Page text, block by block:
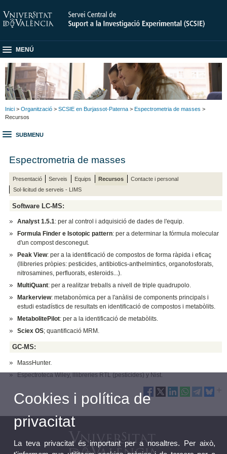
MENÚ
Inici > Organització > SCSIE en Burjassot-Paterna > Espectrometria de masses >
Recursos
SUBMENU
Espectrometria de masses
Presentació Serveis Equips Recursos
Contacte i personal
Sol·licitud de serveis - LIMS
Software LC-MS:
Analyst 1.5.1: per al control i adquisició de dades de l'equip.
Formula Finder e Isotopic pattern: per a determinar la fórmula molecular
d'un compost desconegut.
Peak View: per a la identificació de compostos de forma ràpida i eficaç
(llibreries pròpies: pesticides, antibiotics-anthelmintics, organofosforats,
nitrosamines, perfluorats, esteroids...).
MultiQuant: per a realitzar treballs a nivell de triple quadrupolo.
Markerview: metabonòmica per a l'anàlisi de components principals i
estudi estadístics de resultats en identificació de compostos i metabòlits.
MetabolitePilot: per a la identificació de metabòlits.
Sciex OS; quantificació MRM.
GC-MS:
MassHunter.
Espectroteca Wiley, lllibreries RTL (pesticides) y Nist.
Cookies i política de
privacitat
La teva privacitat és important per a nosaltres. Per això,